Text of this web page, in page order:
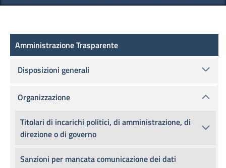
Amministrazione Trasparente
Amministrazione Trasparente
Disposizioni generali
Organizzazione
Titolari di incarichi politici, di amministrazione, di
direzione o di governo
Sanzioni per mancata comunicazione dei dati